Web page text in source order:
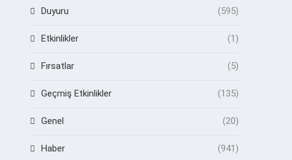
Duyuru (595)
Etkinlikler (1)
Fırsatlar (5)
Geçmiş Etkinlikler (135)
Genel (20)
Haber (941)